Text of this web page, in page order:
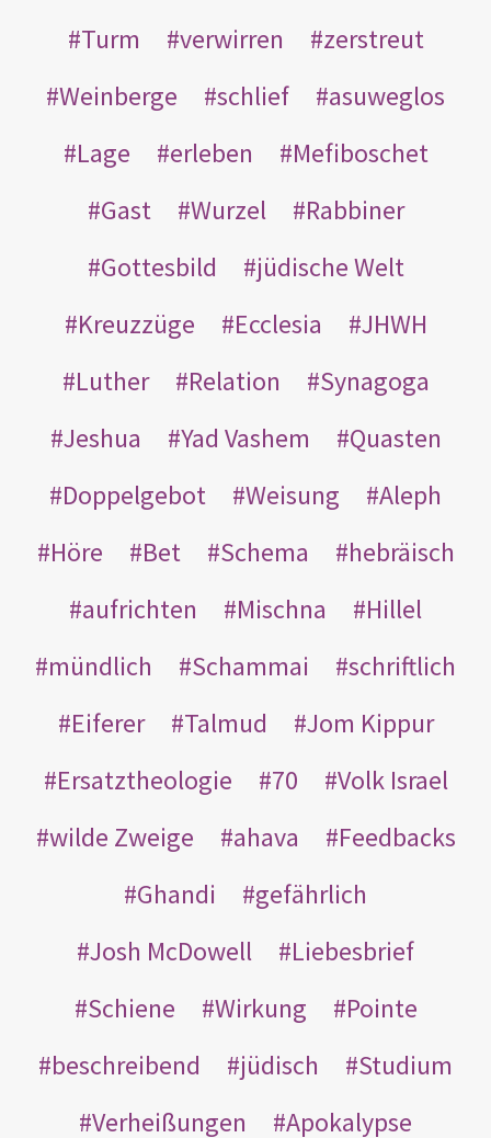
Turm
verwirren
zerstreut
Weinberge
schlief
asuweglos
Lage
erleben
Mefiboschet
Gast
Wurzel
Rabbiner
Gottesbild
jüdische Welt
Kreuzzüge
Ecclesia
JHWH
Luther
Relation
Synagoga
Jeshua
Yad Vashem
Quasten
Doppelgebot
Weisung
Aleph
Höre
Bet Schema
hebräisch
aufrichten
Mischna
Hillel
mündlich
Schammai
schriftlich
Eiferer
Talmud
Jom Kippur
Ersatztheologie
70
Volk Israel
wilde Zweige
ahava
Feedbacks
Ghandi
gefährlich
Josh McDowell
Liebesbrief
Schiene
Wirkung
Pointe
beschreibend
jüdisch
Studium
Verheißungen
Apokalypse